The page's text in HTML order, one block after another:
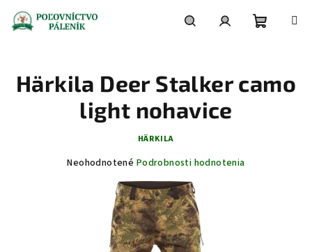
obsah
košík
Härkila Deer Stalker camo
light nohavice
HÄRKILA
Priemerné
Neohodnotené Podrobnosti hodnotenia